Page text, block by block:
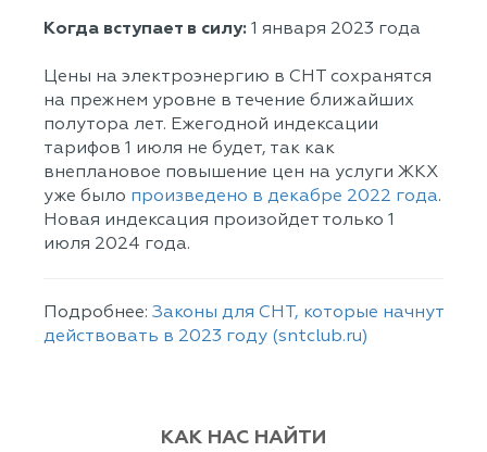
Когда вступает в силу: 1 января 2023 года
Цены на электроэнергию в СНТ сохранятся
на прежнем уровне в течение ближайших
полутора лет. Ежегодной индексации
тарифов 1 июля не будет, так как
внеплановое повышение цен на услуги ЖКХ
уже было произведено в декабре 2022 года.
Новая индексация произойдет только 1
июля 2024 года.
Подробнее: Законы для СНТ, которые начнут
действовать в 2023 году (sntclub.ru)
КАК НАС НАЙТИ